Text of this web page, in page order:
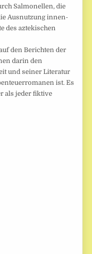
Salmonellen, die
Ausnutzung innen-
des aztekischen
den Berichten der
darin den
und seiner Literatur
ist. Es
als jeder fiktive